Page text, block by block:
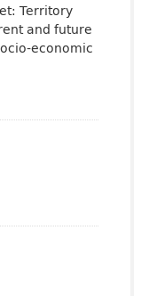
Territory
and future
economic